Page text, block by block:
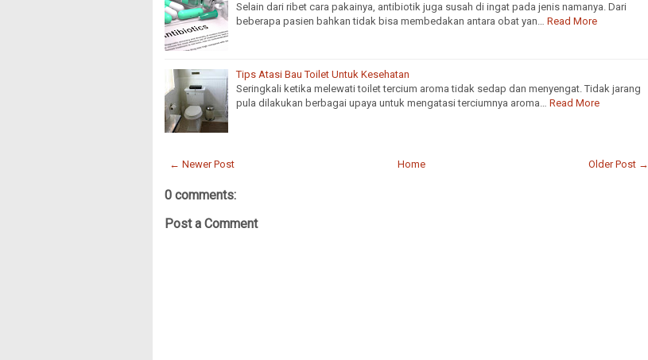
Selain dari ribet cara pakainya, antibiotik juga susah di ingat pada jenis namanya. Dari
beberapa pasien bahkan tidak bisa membedakan antara obat yan…
Read More
Tips Atasi Bau Toilet Untuk Kesehatan
Seringkali ketika melewati toilet tercium aroma tidak sedap dan menyengat. Tidak jarang
pula dilakukan berbagai upaya untuk mengatasi terciumnya aroma…
Read More
← Newer Post Older Post →
Home
0 comments:
Post a Comment